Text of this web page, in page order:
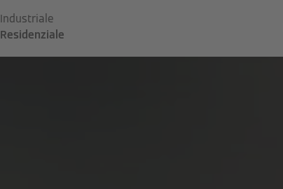
Industriale
Residenziale